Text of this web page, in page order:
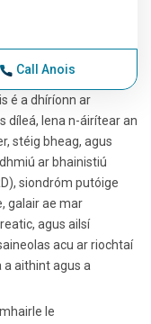
Call Anois
é a dhíríonn ar
díleá, lena n-áirítear an
stéig bheag, agus
ar bhainistiú
siondróm putóige
galair ae mar
agus ailsí
acu ar riochtaí
aithint agus a
le